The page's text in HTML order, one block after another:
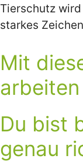
Tierschutz
starkes
Mit
Du bist
genau